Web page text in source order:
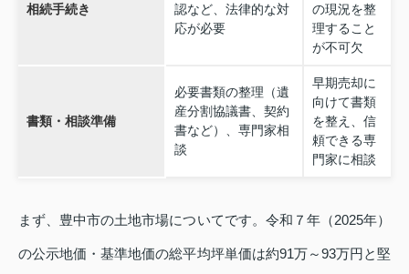
相続手続き
認など、法律的な対
応が必要
の現況を整
理すること
が不可欠
書類・相談準備
必要書類の整理（遺
産分割協議書、契約
書など）、専門家相
談
早期売却に
向けて書類
を整え、信
頼できる専
門家に相談
まず、豊中市の土地市場についてです。令和７年（2025年）
の公示地価・基準地価の総平均坪単価は約91万～93万円と堅